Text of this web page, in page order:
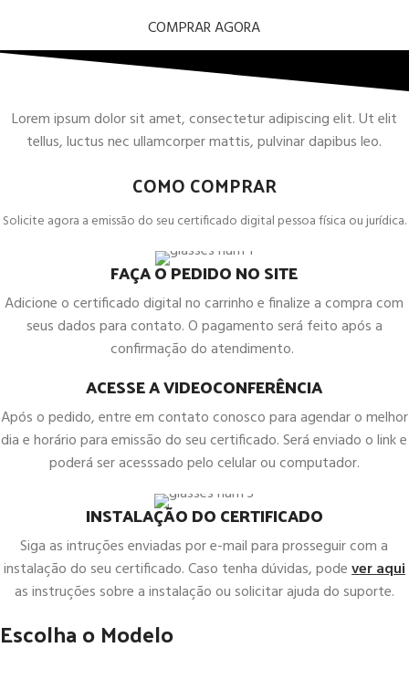
COMPRAR AGORA
Lorem ipsum dolor sit amet, consectetur adipiscing elit. Ut elit
tellus, luctus nec ullamcorper mattis, pulvinar dapibus leo.
COMO COMPRAR
Solicite agora a emissão do seu certificado digital pessoa física ou jurídica.
FAÇA O PEDIDO NO SITE
Adicione o certificado digital no carrinho e finalize a compra com
seus dados para contato. O pagamento será feito após a
confirmação do atendimento.
ACESSE A VIDEOCONFERÊNCIA
Após o pedido, entre em contato conosco para agendar o melhor
dia e horário para emissão do seu certificado. Será enviado o link e
poderá ser acesssado pelo celular ou computador.
INSTALAÇÃO DO CERTIFICADO
Siga as intruções enviadas por e-mail para prosseguir com a
instalação do seu certificado. Caso tenha dúvidas, podever aqui
as instruções sobre a instalação ou solicitar ajuda do suporte.
Escolha o Modelo